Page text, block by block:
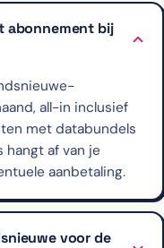
abonnement bij
all-in inclusief
met databundels
hangt af van je
aanbetaling.
voor de